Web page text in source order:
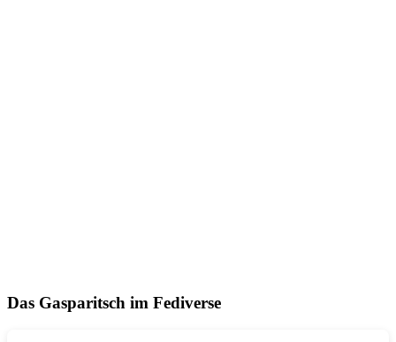
Das Gasparitsch im Fediverse